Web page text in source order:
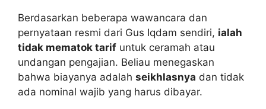
Berdasarkan beberapa wawancara dan
pernyataan resmi dari Gus Iqdam sendiri, ialah
tidak mematok tarif untuk ceramah atau
undangan pengajian. Beliau menegaskan
bahwa biayanya adalah seikhlasnya dan tidak
ada nominal wajib yang harus dibayar.